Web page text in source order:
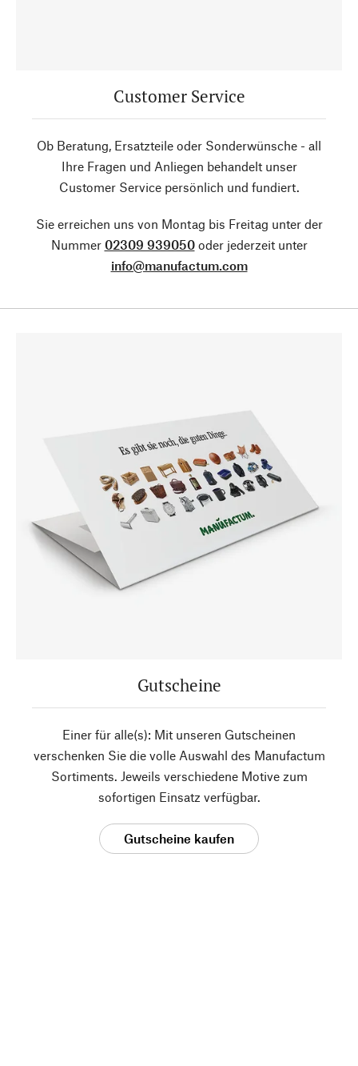
Customer Service
Ob Beratung, Ersatzteile oder Sonderwünsche - all
Ihre Fragen und Anliegen behandelt unser
Customer Service persönlich und fundiert.
Sie erreichen uns von Montag bis Freitag unter der
Nummer 02309 939050oder jederzeit unter
info@manufactum.com
Gutscheine
Einer für alle(s): Mit unseren Gutscheinen
verschenken Sie die volle Auswahl des Manufactum
Sortiments. Jeweils verschiedene Motive zum
sofortigen Einsatz verfügbar.
Gutscheine kaufen